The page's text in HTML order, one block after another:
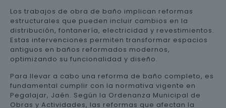
Los trabajos de obra de baño implican reformas
estructurales que pueden incluir cambios en la
distribución, fontanería, electricidad y revestimientos.
Estas intervenciones permiten transformar espacios
antiguos en baños reformados modernos,
optimizando su funcionalidad y diseño.
Para llevar a cabo una reforma de baño completo, es
fundamental cumplir con la normativa vigente en
Pegalajar, Jaén. Según la Ordenanza Municipal de
Obras y Actividades, las reformas que afectan la